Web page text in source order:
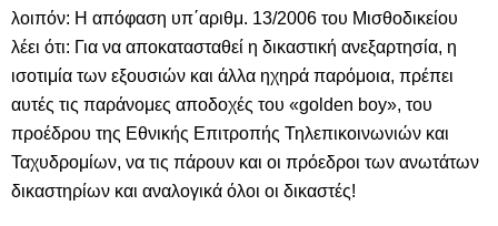
λοιπόν: Η απόφαση υπ΄αριθμ. 13/2006 του Μισθοδικείου
λέει ότι: Για να αποκατασταθεί η δικαστική ανεξαρτησία, η
ισοτιμία των εξουσιών και άλλα ηχηρά παρόμοια, πρέπει
αυτές τις παράνομες αποδοχές του «golden boy», του
προέδρου της Εθνικής Επιτροπής Τηλεπικοινωνιών και
Ταχυδρομίων, να τις πάρουν και οι πρόεδροι των ανωτάτων
δικαστηρίων και αναλογικά όλοι οι δικαστές!